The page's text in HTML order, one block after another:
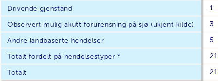
Drivende gjenstand
1
Observert mulig akutt forurensning på sjø (ukjent kilde)
3
Andre landbaserte hendelser
5
Totalt fordelt på hendelsestyper *
21
Totalt
21